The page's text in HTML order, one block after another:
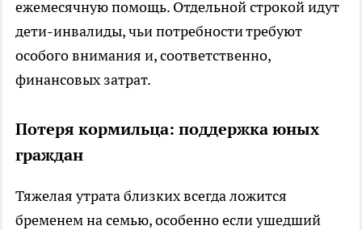
ежемесячную помощь. Отдельной строкой идут
дети-инвалиды, чьи потребности требуют
особого внимания и, соответственно,
финансовых затрат.
Потеря кормильца: поддержка юных
граждан
Тяжелая утрата близких всегда ложится
бременем на семью, особенно если ушедший